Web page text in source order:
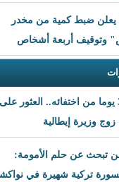
على
نواكشوط